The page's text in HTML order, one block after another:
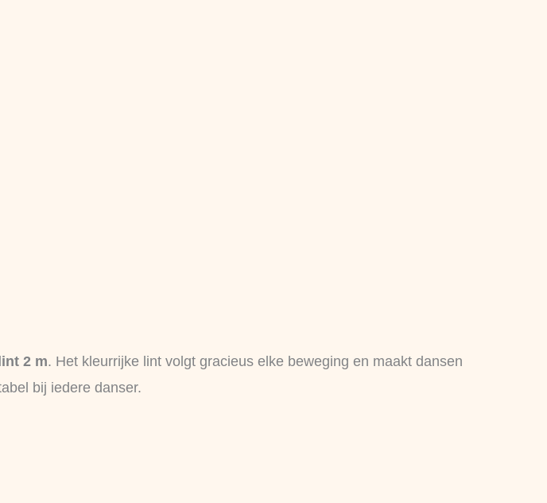
2 m. Het kleurrijke lint volgt gracieus elke beweging en maakt dansen
bij iedere danser.